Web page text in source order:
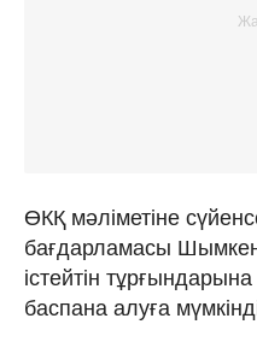
ӨКҚ мәліметіне
бағдарламасы
істейтін
баспана алуға